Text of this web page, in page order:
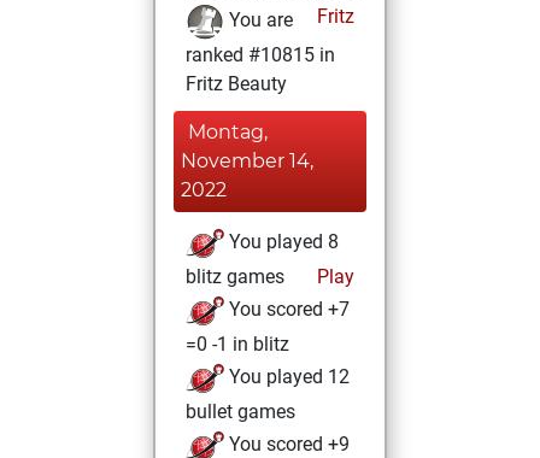
Fritz
You are
ranked #10815 in
Fritz Beauty
Montag,
November 14,
2022
You played 8
blitz games
Play
You scored +7
=0 -1 in blitz
You played 12
bullet games
You scored +9